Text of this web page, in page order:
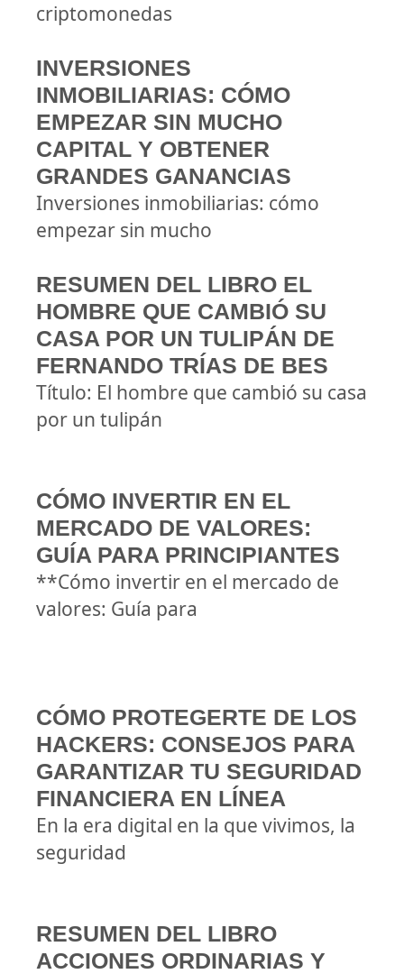
criptomonedas
INVERSIONES
INMOBILIARIAS: CÓMO
EMPEZAR SIN MUCHO
CAPITAL Y OBTENER
GRANDES GANANCIAS
Inversiones inmobiliarias: cómo
empezar sin mucho
RESUMEN DEL LIBRO EL
HOMBRE QUE CAMBIÓ SU
CASA POR UN TULIPÁN DE
FERNANDO TRÍAS DE BES
Título: El hombre que cambió su casa
por un tulipán
CÓMO INVERTIR EN EL
MERCADO DE VALORES:
GUÍA PARA PRINCIPIANTES
**Cómo invertir en el mercado de
valores: Guía para
CÓMO PROTEGERTE DE LOS
HACKERS: CONSEJOS PARA
GARANTIZAR TU SEGURIDAD
FINANCIERA EN LÍNEA
En la era digital en la que vivimos, la
seguridad
RESUMEN DEL LIBRO
ACCIONES ORDINARIAS Y